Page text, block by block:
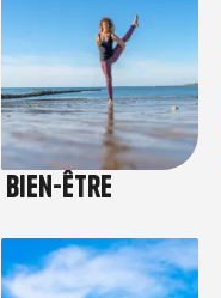
Bien-être
Image